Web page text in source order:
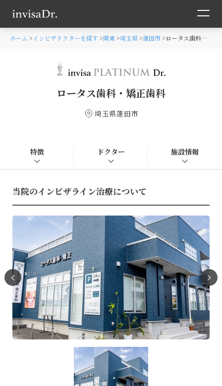
ホーム インビザドクターを探す 関東 埼玉県 蓮田市 ロータス歯科・矯正歯科
ロータス歯科・矯正歯科
埼玉県蓮田市
特徴 ドクター 施設情報
当院のインビザライン治療について